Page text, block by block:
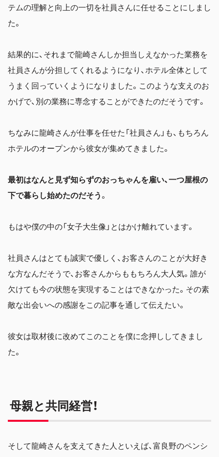
テムの理解と向上の一切を社員さんに任せることにしまし
た。
結果的に、それまで龍崎さんしか担当しえなかった業務を
社員さんが分担してくれるようになり、ホテル全体として
うまく回っていくようになりました。このような支えのお
かげで、別の業務に専念することができたのだそうです。
ちなみに龍崎さんが仕事を任せた「社員さん」も、もちろん
ホテルのオープンから彼女が集めてきました。
最初はなんと見ず知らずのおっちゃんを雇い、一つ屋根の
下で暮らし始めたのだそう。
もはや僕の中の「女子大生像」とはかけ離れています。
社員さんはとても誠実で優しく、お客さんのことが大好き
な方なんだそうで、お客さんからももちろん大人気。誰が
欠けても今の状態を実現することはできなかった。その素
敵な出会いへの感謝をこの記事を通して伝えたい。
彼女は取材後に改めてこのことを僕に念押ししてきまし
た。
母親と共同経営！
そして龍崎さんを支えてきた人といえば、富良野のペンシ